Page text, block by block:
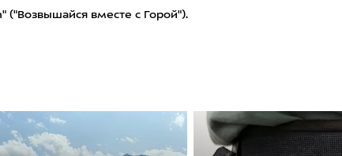
("Возвышайся вместе с Горой").